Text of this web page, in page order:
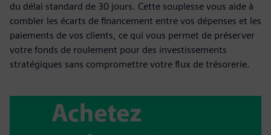
du délai standard de 30 jours. Cette souplesse vous aide à
combler les écarts de financement entre vos dépenses et les
paiements de vos clients, ce qui vous permet de préserver
votre fonds de roulement pour des investissements
stratégiques sans compromettre votre flux de trésorerie.